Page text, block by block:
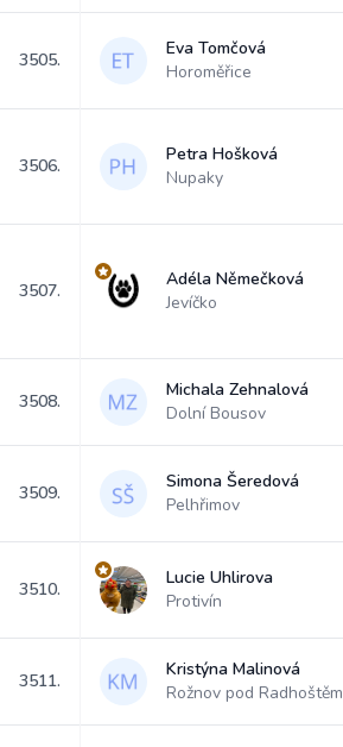
3505.
Eva Tomčová
Horoměřice
3506.
Petra Hošková
Nupaky
3507.
Adéla Němečková
Jevíčko
3508.
Michala Zehnalová
Dolní Bousov
3509.
Simona Šeredová
Pelhřimov
3510.
Lucie Uhlirova
Protivín
3511.
Kristýna Malinová
Rožnov pod Radhoštěm